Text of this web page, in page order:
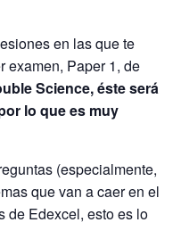
en las que te
examen, Paper 1, de
Science, éste será
lo que es muy
(especialmente,
que van a caer en el
de Edexcel, esto es lo